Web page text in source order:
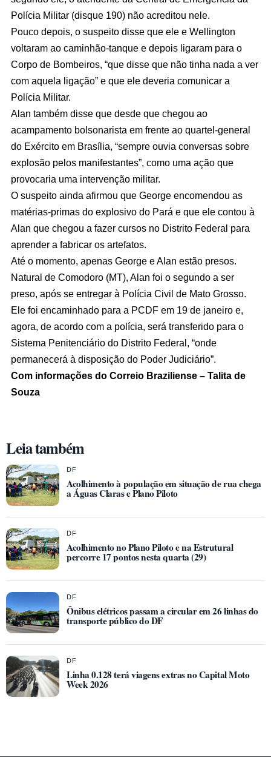
Polícia Militar (disque 190) não acreditou nele.
Pouco depois, o suspeito disse que ele e Wellington
voltaram ao caminhão-tanque e depois ligaram para o
Corpo de Bombeiros, “que disse que não tinha nada a ver
com aquela ligação” e que ele deveria comunicar a
Polícia Militar.
Alan também disse que desde que chegou ao
acampamento bolsonarista em frente ao quartel-general
do Exército em Brasília, “sempre ouvia conversas sobre
explosão pelos manifestantes”, como uma ação que
provocaria uma intervenção militar.
O suspeito ainda afirmou que George encomendou as
matérias-primas do explosivo do Pará e que ele contou à
Alan que chegou a fazer cursos no Distrito Federal para
aprender a fabricar os artefatos.
Até o momento, apenas George e Alan estão presos.
Natural de Comodoro (MT), Alan foi o segundo a ser
preso, após se entregar à Polícia Civil de Mato Grosso.
Ele foi encaminhado para a PCDF em 19 de janeiro e,
agora, de acordo com a polícia, será transferido para o
Sistema Penitenciário do Distrito Federal, “onde
permanecerá à disposição do Poder Judiciário”.
Com informações do Correio Braziliense – Talita de
Souza
Leia também
DF
Acolhimento à população em situação de rua chega
a Águas Claras e Plano Piloto
DF
Acolhimento no Plano Piloto e na Estrutural
percorre 17 pontos nesta quarta (29)
DF
Ônibus elétricos passam a circular em 26 linhas do
transporte público do DF
DF
Linha 0.128 terá viagens extras no Capital Moto
Week 2026